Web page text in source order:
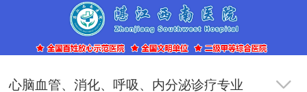
心脑血管、消化、呼吸、内分泌诊疗专业